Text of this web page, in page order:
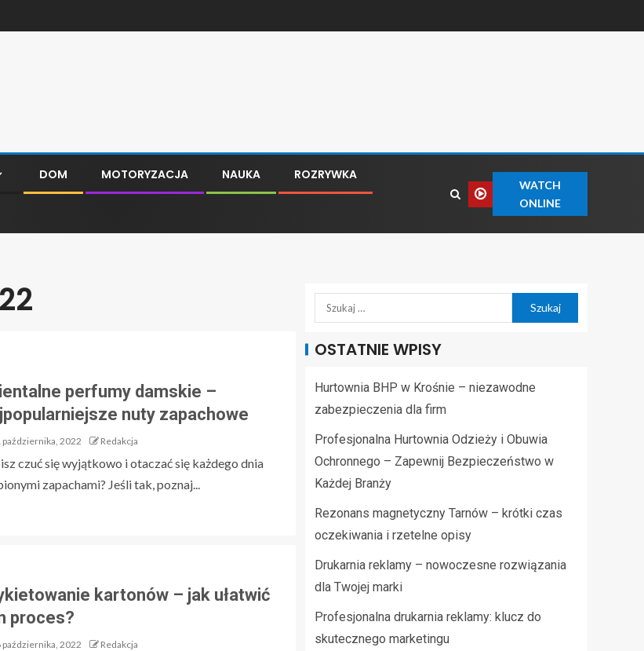
DOM MOTORYZACJA NAUKA ROZRYWKA
WATCH
ONLINE
perfumy damskie –
nuty zapachowe
2022 Redakcja
czuć się wyjątkowo i otaczać się każdego dnia
zapachami? Jeśli tak, poznaj...
kartonów – jak ułatwić
proces?
2022 Redakcja
OSTATNIE WPISY
Hurtownia BHP w Krośnie – niezawodne
zabezpieczenia dla firm
Profesjonalna Hurtownia Odzieży i Obuwia
Ochronnego – Zapewnij Bezpieczeństwo w
Każdej Branży
Rezonans magnetyczny Tarnów – krótki czas
oczekiwania i rzetelne opisy
Drukarnia reklamy – nowoczesne rozwiązania
dla Twojej marki
Profesjonalna drukarnia reklamy: klucz do
skutecznego marketingu